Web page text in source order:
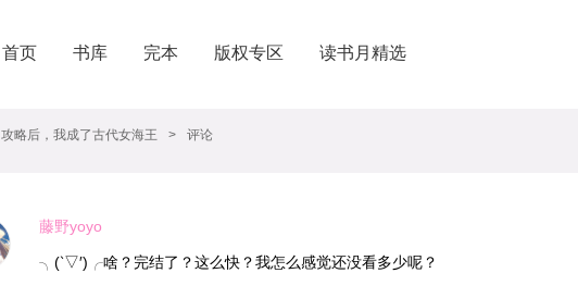
首页 书库 完本 版权专区 读书月精选
攻略后，我成了古代女海王 > 评论
藤野yoyo
╮(‵▽′)╭啥？完结了？这么快？我怎么感觉还没看多少呢？